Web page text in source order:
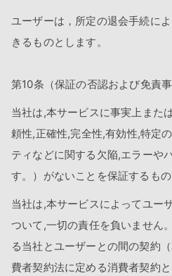
ユーザーは，所定の退会手続に
きるものとします。
第10条（保証の否認および免責事
当社は,本サービスに事実上また
頼性,正確性,完全性,有効性,特定
ティなどに関する欠陥,エラーや
す。）がないことを保証するもの
当社は,本サービスによってユー
ついて,一切の責任を負いません
る当社とユーザーとの間の契約
費者契約法に定める消費者契約